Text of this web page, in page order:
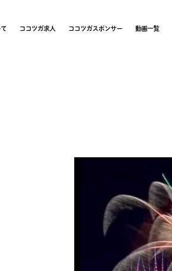
ココツガ求人 ココツガスポンサー 動画一覧